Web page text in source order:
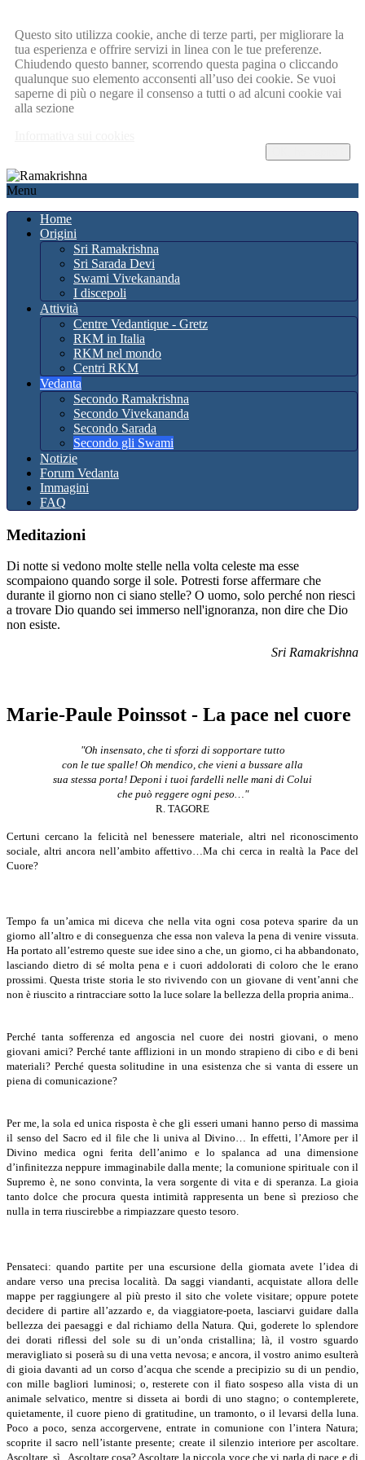
Questo sito utilizza cookie, anche di terze parti, per migliorare la
tua esperienza e offrire servizi in linea con le tue preferenze.
Chiudendo questo banner, scorrendo questa pagina o cliccando
qualunque suo elemento acconsenti all’uso dei cookie. Se vuoi
saperne di più o negare il consenso a tutti o ad alcuni cookie vai
alla sezione
Menu
Home
Origini
Sri Ramakrishna
Sri Sarada Devi
Swami Vivekananda
I discepoli
Attività
Centre Vedantique - Gretz
RKM in Italia
RKM nel mondo
Centri RKM
Vedanta
Secondo Ramakrishna
Secondo Vivekananda
Secondo Sarada
Secondo gli Swami
Notizie
Forum Vedanta
Immagini
FAQ
Meditazioni
Di notte si vedono molte stelle nella volta celeste ma esse
scompaiono quando sorge il sole. Potresti forse affermare che
durante il giorno non ci siano stelle? O uomo, solo perché non riesci
a trovare Dio quando sei immerso nell'ignoranza, non dire che Dio
non esiste.
Sri Ramakrishna
Marie-Paule Poinssot - La pace nel cuore
"Oh insensato, che ti sforzi di sopportare tutto
con le tue spalle! Oh mendico, che vieni a bussare alla
sua stessa porta! Deponi i tuoi fardelli nelle mani di Colui
che può reggere ogni peso…"
R. TAGORE
Certuni cercano la felicità nel benessere materiale, altri nel riconoscimento
sociale, altri ancora nell’ambito affettivo…Ma chi cerca in realtà la Pace del
Cuore?
Tempo fa un’amica mi diceva che nella vita ogni cosa poteva sparire da un
giorno all’altro e di conseguenza che essa non valeva la pena di venire vissuta.
Ha portato all’estremo queste sue idee sino a che, un giorno, ci ha abbandonato,
lasciando dietro di sé molta pena e i cuori addolorati di coloro che le erano
prossimi. Questa triste storia le sto rivivendo con un giovane di vent’anni che
non è riuscito a rintracciare sotto la luce solare la bellezza della propria anima..
Perché tanta sofferenza ed angoscia nel cuore dei nostri giovani, o meno
giovani amici? Perché tante afflizioni in un mondo strapieno di cibo e di beni
materiali? Perché questa solitudine in una esistenza che si vanta di essere un
piena di comunicazione?
Per me, la sola ed unica risposta è che gli esseri umani hanno perso di massima
il senso del Sacro ed il file che li univa al Divino… In effetti, l’Amore per il
Divino medica ogni ferita dell’animo e lo spalanca ad una dimensione
d’infinitezza neppure immaginabile dalla mente; la comunione spirituale con il
Supremo è, ne sono convinta, la vera sorgente di vita e di speranza. La gioia
tanto dolce che procura questa intimità rappresenta un bene sì prezioso che
nulla in terra riuscirebbe a rimpiazzare questo tesoro.
Pensateci: quando partite per una escursione della giornata avete l’idea di
andare verso una precisa località. Da saggi viandanti, acquistate allora delle
mappe per raggiungere al più presto il sito che volete visitare; oppure potete
decidere di partire all’azzardo e, da viaggiatore-poeta, lasciarvi guidare dalla
bellezza dei paesaggi e dal richiamo della Natura. Qui, goderete lo splendore
dei dorati riflessi del sole su di un’onda cristallina; là, il vostro sguardo
meravigliato si poserà su di una vetta nevosa; e ancora, il vostro animo esulterà
di gioia davanti ad un corso d’acqua che scende a precipizio su di un pendio,
con mille bagliori luminosi; o, resterete con il fiato sospeso alla vista di un
animale selvatico, mentre si disseta ai bordi di uno stagno; o contemplerete,
quietamente, il cuore pieno di gratitudine, un tramonto, o il levarsi della luna.
Poco a poco, senza accorgervene, entrate in comunione con l’intera Natura;
scoprite il sacro nell’istante presente; create il silenzio interiore per ascoltare.
Ascoltare, sì.. Ascoltare cosa? Ascoltare la piccola voce che vi parla di pace e di